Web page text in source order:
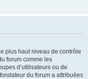
plus haut niveau de contrôle
forum comme les
d’utilisateurs ou de
du forum a attribuées